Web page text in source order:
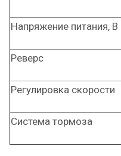
Напряжение питания, В
Реверс
Регулировка скорости
Система тормоза